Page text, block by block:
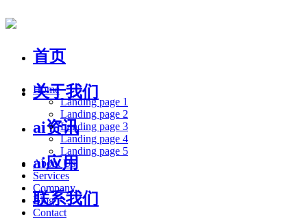
首页
关于我们
ai资讯
ai应用
联系我们
Home
Landing page 1
Landing page 2
Landing page 3
Landing page 4
Landing page 5
About Us
Services
Company
Blog
Contact